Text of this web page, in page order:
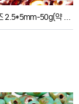
SuperUnos 비즈 2.5*5mm-50g(약 650개)